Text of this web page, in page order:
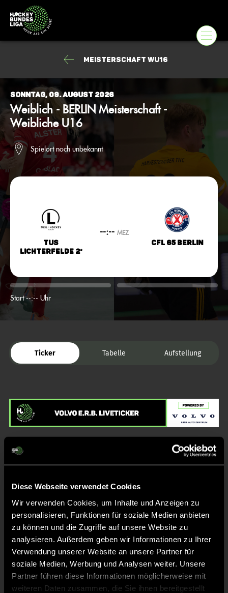
Diese Webseite verwendet Cookies
Wir verwenden Cookies, um Inhalte und Anzeigen zu
personalisieren, Funktionen für soziale Medien anbieten
zu können und die Zugriffe auf unsere Website zu
analysieren. Außerdem geben wir Informationen zu Ihrer
Verwendung unserer Website an unsere Partner für
soziale Medien, Werbung und Analysen weiter. Unsere
Partner führen diese Informationen möglicherweise mit
weiteren Daten zusammen, die Sie ihnen bereitgestellt
Meisterschaft wU16
Sonntag, 09. August 2026
Weiblich - BERLIN Meisterschaft -
Weibliche U16
Spielort noch unbekannt
TuS
Lichterfelde 2*
--:-- MEZ
CfL 65 Berlin
Start --:-- Uhr
Ticker Tabelle Aufstellung
Liveticker
Keine Daten verfügbar.